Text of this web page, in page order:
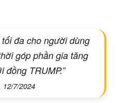
đa cho người dùng
góp phần gia tăng
TRUMP.”
12/7/2024